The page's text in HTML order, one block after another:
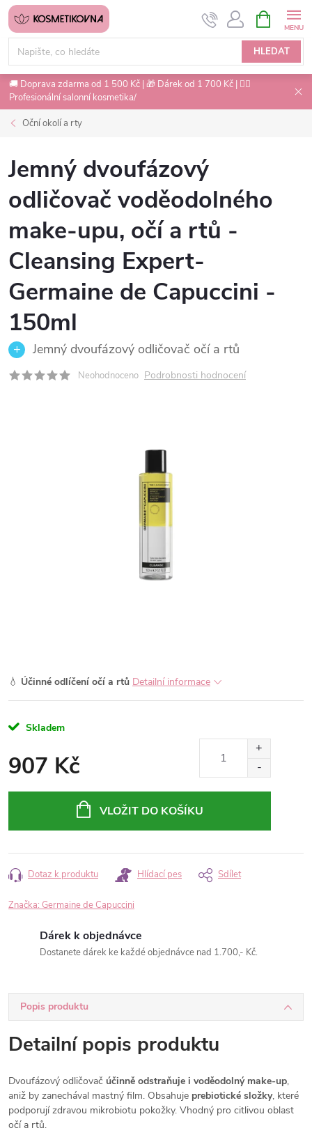
Přejít
obsah
HLEDAT
NÁKUPNÍ
KOŠÍK
🚚 Doprava zdarma od 1 500 Kč | 🎁 Dárek od 1 700 Kč | 💇‍♀️
Profesionální salonní kosmetika/
Oční okolí a rty
Jemný dvoufázový
odličovač voděodolného
make-upu, očí a rtů -
Cleansing Expert-
Germaine de Capuccini -
150ml
Jemný dvoufázový odličovač očí a rtů
Neohodnoceno Podrobnosti hodnocení
💧 Účinné odlíčení očí a rtů Detailní informace
Skladem
907 Kč
VLOŽIT DO KOŠÍKU
Dotaz k produktu Hlídací pes Sdílet
Značka: Germaine de Capuccini
Dárek k objednávce
Dostanete dárek ke každé objednávce nad 1.700,- Kč.
Popis produktu
Detailní popis produktu
Dvoufázový odličovač účinně odstraňuje i voděodolný make-up,
aniž by zanechával mastný film. Obsahuje prebiotické složky, které
podporují zdravou mikrobiotu pokožky. Vhodný pro citlivou oblast
očí a rtů.